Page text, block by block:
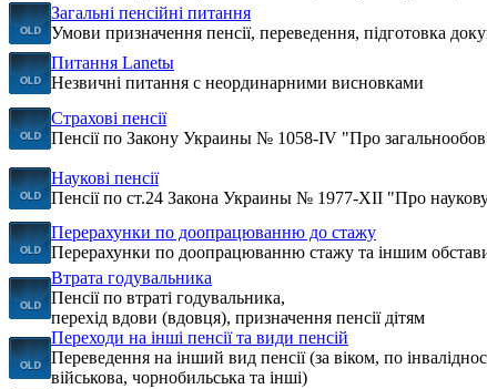
Загальні пенсійні питання
Умови призначення пенсії, переведення, підготовка
Питання Lanetы
Незвичні питання c неординарними висновками
Страхові пенсії
Пенсії по Закону Украины № 1058-IV "Про
Наукові пенсії
Пенсії по ст.24 Закона Украины № 1977-XII "Про наукову
Перерахунки по доопрацюванню до стажу
Перерахунки по доопрацюванню стажу та іншим
Втрата годувальника
Пенсії по втраті годувальника,
перехід вдови (вдовця), призначення пенсії дітям
Переходи на інші пенсії та види пенсій
Переведення на інший вид пенсії (за віком, по
військова, чорнобильська та інші)